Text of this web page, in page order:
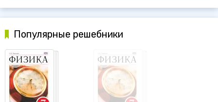
Популярные решебники